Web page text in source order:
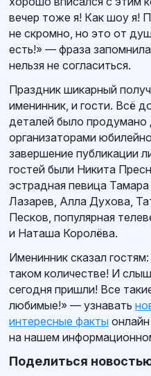
вечер тоже я! Как шоу я!
не скромно, но это от
есть!» — фраза
нельзя не согласиться.
Праздник шикарный
именинник, и гости. Всё
деталей было продумано
организаторами
завершение публикации
гостей были Никита
эстрадная певица
Лазарев, Алла Духова,
Песков, популярная
и Наташа Королёва.
Именинник сказал
таком количестве! И
сегодня пришли! Все
любимые!» — узнавать
интересные факты
на нашем
Поделиться